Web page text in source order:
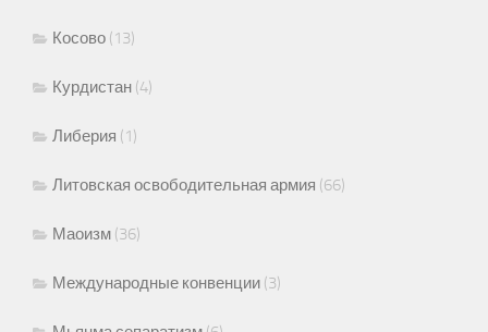
Косово (13)
Курдистан (4)
Либерия (1)
Литовская освободительная армия (66)
Маоизм (36)
Международные конвенции (3)